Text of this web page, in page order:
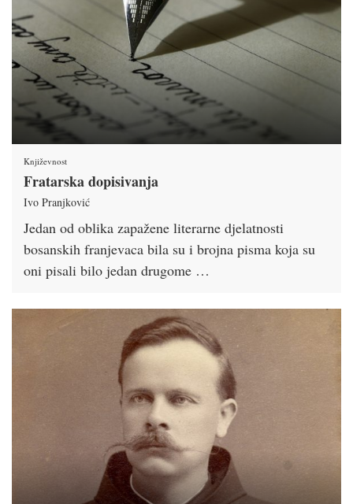
Književnost
Fratarska dopisivanja
Ivo Pranjković
Jedan od oblika zapažene literarne djelatnosti
bosanskih franjevaca bila su i brojna pisma koja su
oni pisali bilo jedan drugome …